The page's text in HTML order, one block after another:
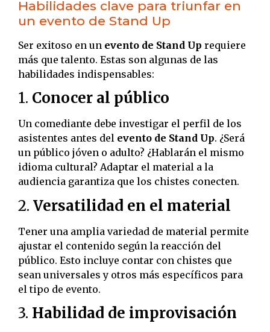
Habilidades clave para triunfar en
un evento de Stand Up
Ser exitoso en un evento de Stand Up requiere
más que talento. Estas son algunas de las
habilidades indispensables:
1. Conocer al público
Un comediante debe investigar el perfil de los
asistentes antes del evento de Stand Up. ¿Será
un público jóven o adulto? ¿Hablarán el mismo
idioma cultural? Adaptar el material a la
audiencia garantiza que los chistes conecten.
2. Versatilidad en el material
Tener una amplia variedad de material permite
ajustar el contenido según la reacción del
público. Esto incluye contar con chistes que
sean universales y otros más específicos para
el tipo de evento.
3. Habilidad de improvisación